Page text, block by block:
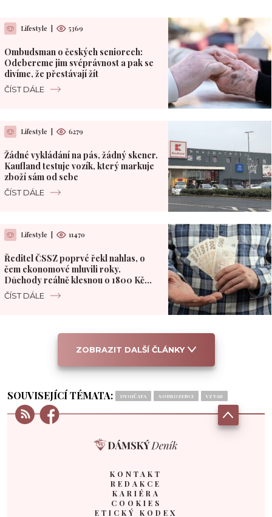
Lifestyle 5369
Ombudsman o českých seniorech:
Odebereme jim svéprávnost a pak se
divíme, že přestávají žít
ČÍST DÁLE
Lifestyle 6279
Žádné vykládání na pás, žádný skener.
Kaufland testuje vozík, který markuje
zboží sám od sebe
ČÍST DÁLE
Lifestyle 11470
Ředitel ČSSZ poprvé řekl nahlas, o
čem ekonomové mluvili roky.
Důchody reálně klesnou o 1800 Kč
měsíčně
ČÍST DÁLE
ZOBRAZIT DALŠÍ ČLÁNKY
SOUVISEJÍCÍ TÉMATA: DVOJČATA SOUROZENCI VZTAH
KONTAKT
REDAKCE
KARIÉRA
COOKIES
ETICKÝ KODEX